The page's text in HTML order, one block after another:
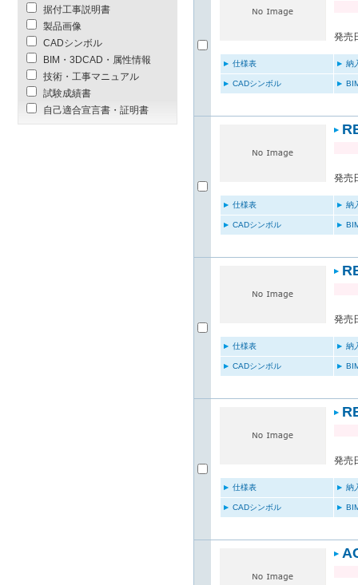
発売
仕様表 納
CADシンボル
発売
仕様表 納
CADシンボル
発売
仕様表 納
CADシンボル
発売
仕様表 納
CADシンボル
据付工事説明書
製品画像
CADシンボル
BIM・3DCAD・属性情報
技術・工事マニュアル
試験成績書
自己適合宣言書・証明書